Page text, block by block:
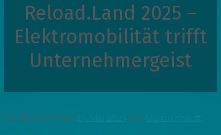
Reload.Land 2025 –
Elektromobilität trifft
Unternehmergeist
Veröffentlicht am von